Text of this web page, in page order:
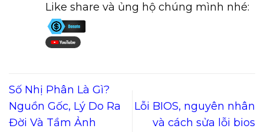
Like share và ủng hộ chúng mình nhé:
Số Nhị Phân Là Gì?
Nguồn Gốc, Lý Do Ra
Đời Và Tầm Ảnh
Lỗi BIOS, nguyên nhân
và cách sửa lỗi bios